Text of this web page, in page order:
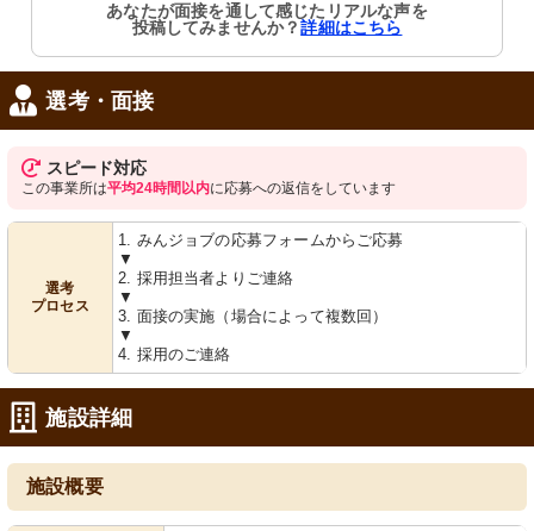
あなたが面接を通して感じたリアルな声を
投稿してみませんか？詳細はこちら
選考・面接
スピード対応
この事業所は平均24時間以内に応募への返信をしています
選考
プロセス
1. みんジョブの応募フォームからご応募
▼
2. 採用担当者よりご連絡
▼
3. 面接の実施（場合によって複数回）
▼
4. 採用のご連絡
施設詳細
施設概要